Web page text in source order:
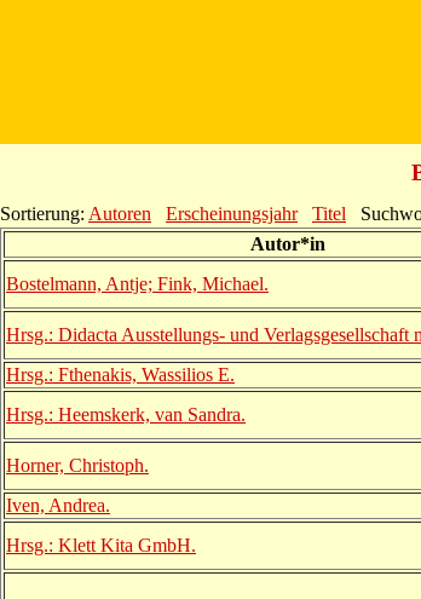
Sortierung: Autoren Erscheinungsjahr Titel
Autor*in
Bostelmann, Antje; Fink, Michael.
Hrsg.: Didacta Ausstellungs- und Verlagsgesellschaft
Hrsg.: Fthenakis, Wassilios E.
Hrsg.: Heemskerk, van Sandra.
Horner, Christoph.
Iven, Andrea.
Hrsg.: Klett Kita GmbH.